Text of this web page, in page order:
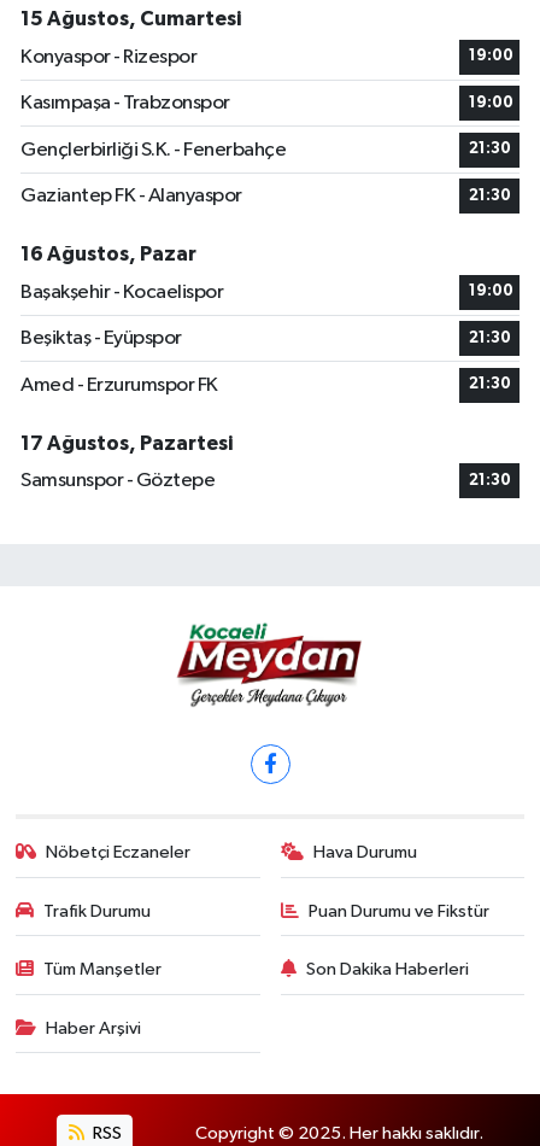
15 Ağustos, Cumartesi
Konyaspor - Rizespor
19:00
Kasımpaşa - Trabzonspor 19:00
Gençlerbirliği S.K. - Fenerbahçe 21:30
Gaziantep FK - Alanyaspor 21:30
16 Ağustos, Pazar
Başakşehir - Kocaelispor
19:00
Beşiktaş - Eyüpspor 21:30
Amed - Erzurumspor FK 21:30
17 Ağustos, Pazartesi
Samsunspor - Göztepe
21:30
Nöbetçi Eczaneler Hava Durumu
Trafik Durumu Puan Durumu ve Fikstür
Tüm Manşetler Son Dakika Haberleri
Haber Arşivi
RSS Copyright © 2025. Her hakkı saklıdır.